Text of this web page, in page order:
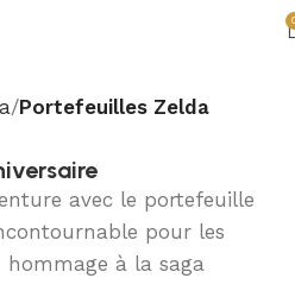
Portefeuilles Zelda
avec le portefeuille
pour les
à la saga